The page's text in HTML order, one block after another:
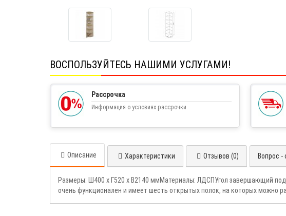
ВОСПОЛЬЗУЙТЕСЬ НАШИМИ УСЛУГАМИ!
Рассрочка
Информация о условиях рассрочки
Описание Характеристики Отзывов (0) Вопрос -
Размеры: Ш400 х Г520 х В2140 ммМатериалы: ЛДСПУгол завершающий
очень функционален и имеет шесть открытых полок, на которых можно